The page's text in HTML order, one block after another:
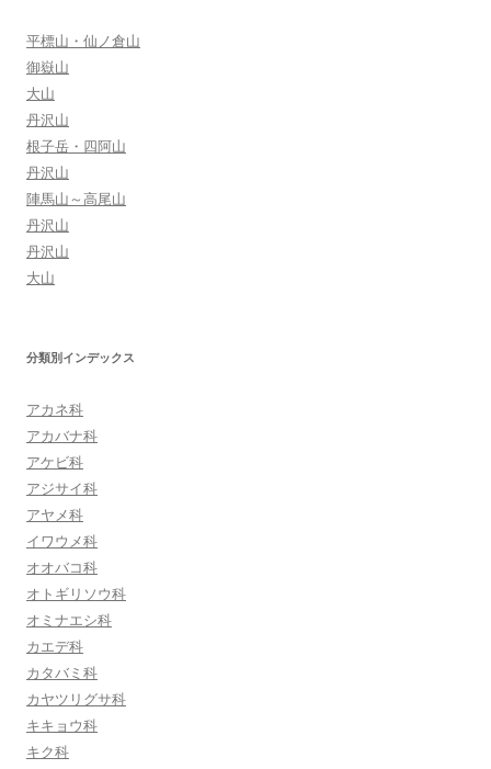
平標山・仙ノ倉山
御嶽山
大山
丹沢山
根子岳・四阿山
丹沢山
陣馬山～高尾山
丹沢山
丹沢山
大山
分類別インデックス
アカネ科
アカバナ科
アケビ科
アジサイ科
アヤメ科
イワウメ科
オオバコ科
オトギリソウ科
オミナエシ科
カエデ科
カタバミ科
カヤツリグサ科
キキョウ科
キク科